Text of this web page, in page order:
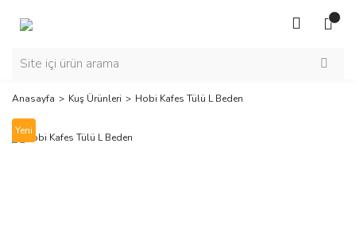
Anasayfa Kuş Ürünleri Hobi Kafes Tülü L Beden
Yeni